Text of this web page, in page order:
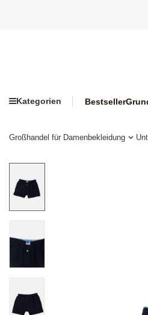
Kategorien Bestseller
Großhandel für Damenbekleidung